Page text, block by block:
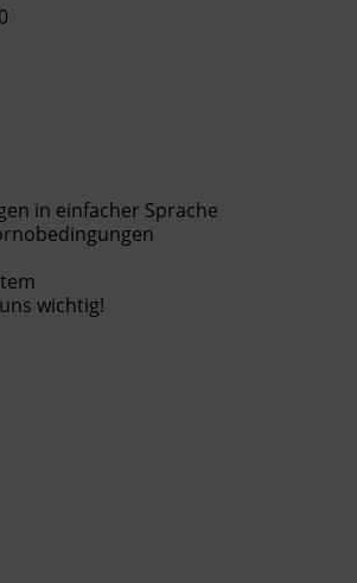
in einfacher Sprache
wichtig!